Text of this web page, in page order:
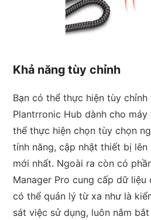
Khả năng tùy chỉnh
Bạn có thể thực hiện tùy
Plantrronic Hub dành cho máy
thể thực hiện chọn tùy chọn
tính năng, cập nhật thiết bị lên
mới nhất. Ngoài ra còn có
Manager Pro cung cấp dữ liệu
có thể quản lý từ xa như là
sát việc sử dụng, luôn nắm